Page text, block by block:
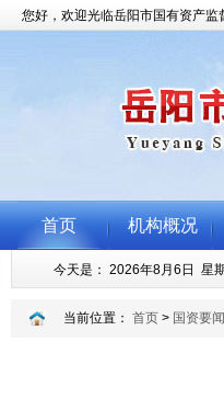
当前位置： 首页 > 国资要闻